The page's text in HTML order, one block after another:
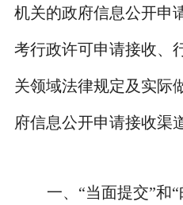
机关的政府信息公开申
考行政许可申请接收、
关领域法律规定及实际
府信息公开申请接收渠
一、“当面提交”和